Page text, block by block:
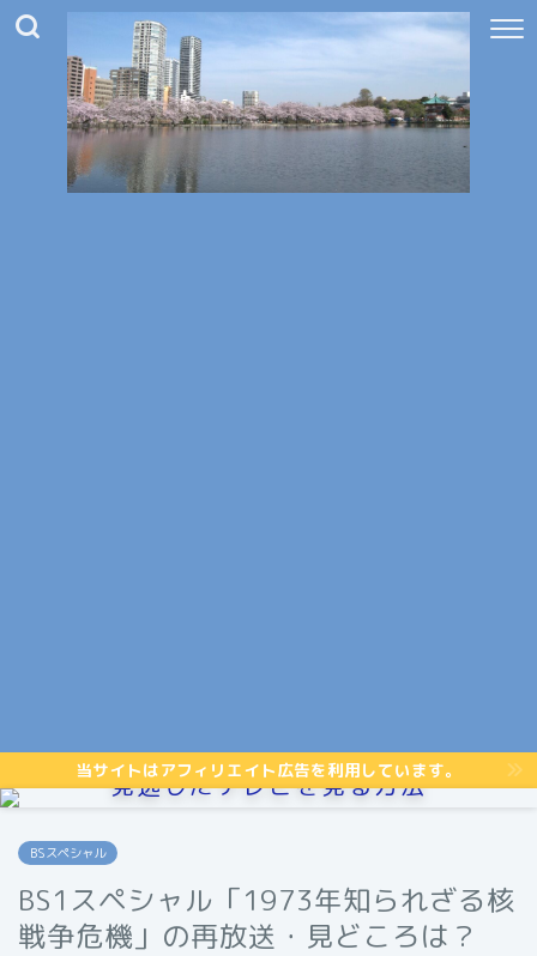
当サイトはアフィリエイト広告を利用しています。
見逃したテレビを見る方法
BSスペシャル
BS1スペシャル「1973年知られざる核
戦争危機」の再放送・見どころは？